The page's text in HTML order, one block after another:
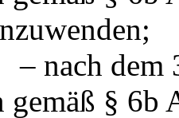
30.
§ 6b